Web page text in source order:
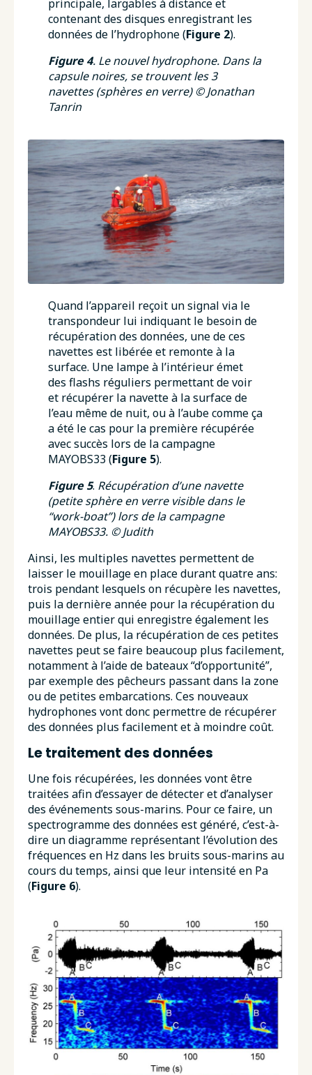
principale, largables à distance et
contenant des disques enregistrant les
données de l’hydrophone (Figure 2).
Figure 4. Le nouvel hydrophone. Dans la
capsule noires, se trouvent les 3
navettes (sphères en verre) © Jonathan
Tanrin
Quand l’appareil reçoit un signal via le
transpondeur lui indiquant le besoin de
récupération des données, une de ces
navettes est libérée et remonte à la
surface. Une lampe à l’intérieur émet
des flashs réguliers permettant de voir
et récupérer la navette à la surface de
l’eau même de nuit, ou à l’aube comme ça
a été le cas pour la première récupérée
avec succès lors de la campagne
MAYOBS33 (Figure 5).
Figure5. Récupération d’une navette
(petite sphère en verre visible dans le
“work-boat”) lors de la campagne
MAYOBS33. © Judith
Ainsi, les multiples navettes permettent de
laisser le mouillage en place durant quatre ans:
trois pendant lesquels on récupère les navettes,
puis la dernière année pour la récupération du
mouillage entier qui enregistre également les
données. De plus, la récupération de ces petites
navettes peut se faire beaucoup plus facilement,
notamment à l’aide de bateaux “d’opportunité”,
par exemple des pêcheurs passant dans la zone
ou de petites embarcations. Ces nouveaux
hydrophones vont donc permettre de récupérer
des données plus facilement et à moindre coût.
Le traitement des données
Une fois récupérées, les données vont être
traitées afin d’essayer de détecter et d’analyser
des événements sous-marins. Pour ce faire, un
spectrogramme des données est généré, c’est-à-
dire un diagramme représentant l’évolution des
fréquences en Hz dans les bruits sous-marins au
cours du temps, ainsi que leur intensité en Pa
(Figure 6).